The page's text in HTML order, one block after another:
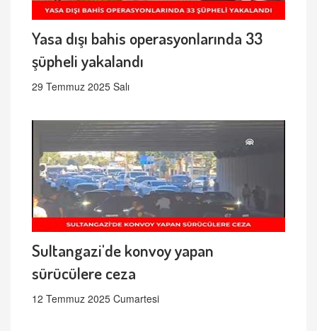
Yasa dışı bahis operasyonlarında 33
şüpheli yakalandı
29 Temmuz 2025 Salı
Sultangazi'de konvoy yapan
sürücülere ceza
12 Temmuz 2025 Cumartesi